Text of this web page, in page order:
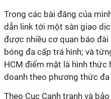
Trong các bài đăng của
dẫn link tới một sàn giao
được nhiều cơ quan báo đài
bóng đa cấp trá hình; và
HCM điểm mặt là hình thức
doanh theo phương thức
Theo Cục Cạnh tranh và